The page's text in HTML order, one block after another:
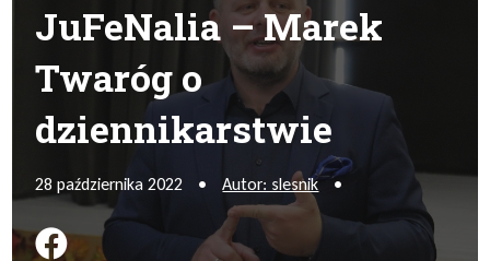
JuFeNalia – Marek
Twaróg o
dziennikarstwie
28 października 2022 • Autor: slesnik •
Podziel się na FB